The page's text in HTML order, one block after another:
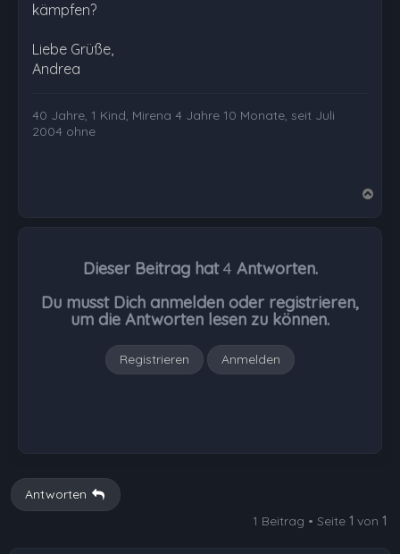
kämpfen?
Liebe Grüße,
Andrea
40 Jahre, 1 Kind, Mirena 4 Jahre 10 Monate, seit Juli
2004 ohne
Dieser Beitrag hat4 Antworten.
Du musst Dich anmelden oder registrieren,
um die Antworten lesen zu können.
Registrieren Anmelden
Antworten
1 Beitrag • Seite 1 von 1